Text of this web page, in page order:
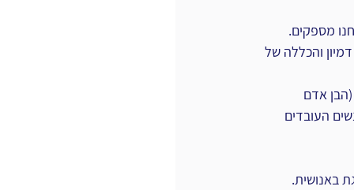
מספקים.
והכללה של
(הבן אדם
העובדים
באנושית.